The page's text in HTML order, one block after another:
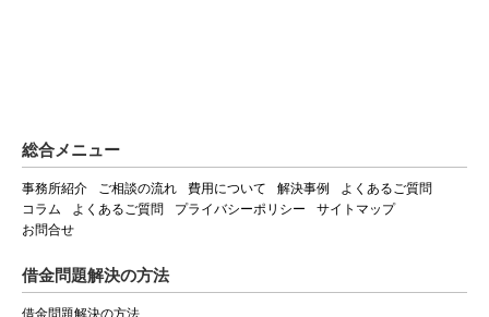
総合メニュー
事務所紹介 ご相談の流れ 費用について 解決事例
よくあるご質問
コラム
よくあるご質問 プライバシーポリシー
サイトマップ
お問合せ
借金問題解決の方法
借金問題解決の方法